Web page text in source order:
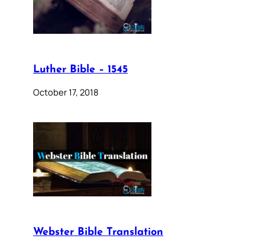
Luther Bible – 1545
October 17, 2018
Webster Bible Translation